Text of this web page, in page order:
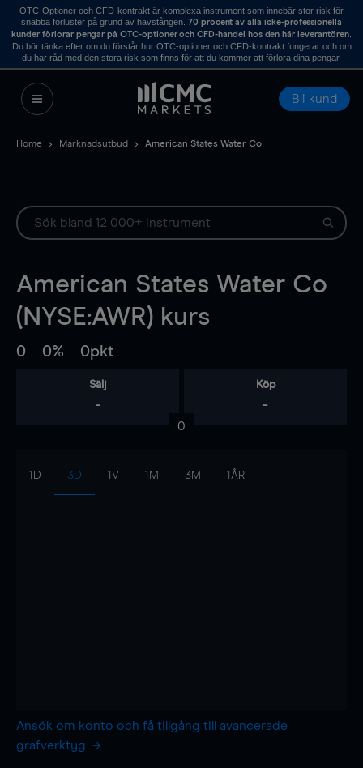
OTC-Optioner och CFD-kontrakt är komplexa instrument som innebär stor risk för
snabba förluster på grund av hävstången. 70 procent av alla icke-professionella
kunder förlorar pengar på OTC-optioner och CFD-handel hos den här leverantören.
Du bör tänka efter om du förstår hur OTC-optioner och CFD-kontrakt fungerar och om
du har råd med den stora risk som finns för att du kommer att förlora dina pengar.
Bli kund
Home Marknadsutbud American States Water Co
American States Water Co
(NYSE:AWR) kurs
0 0% 0pkt
Sälj
-
Köp
-
0
1D 3D 1V 1M 3M 1ÅR
Ansök om konto och få tillgång till avancerade
grafverktyg